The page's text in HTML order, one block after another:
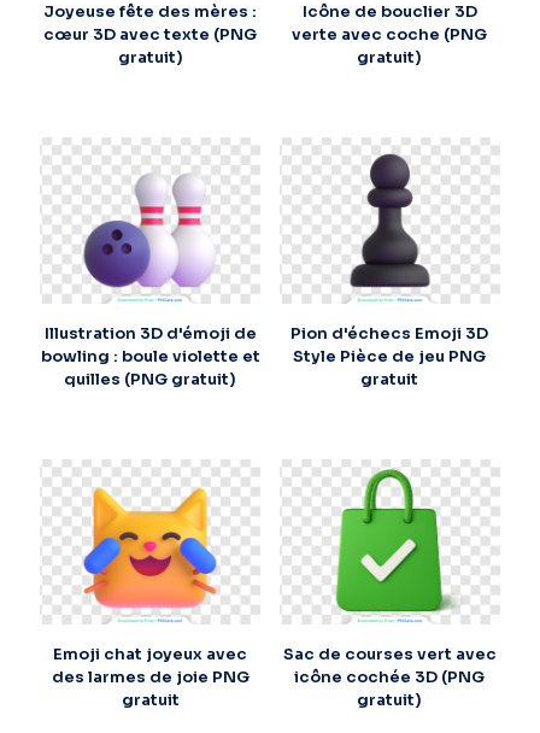
Joyeuse fête des mères :
cœur 3D avec texte (PNG
gratuit)
Icône de bouclier 3D
verte avec coche (PNG
gratuit)
Illustration 3D d'émoji de
bowling : boule violette et
quilles (PNG gratuit)
Pion d'échecs Emoji 3D
Style Pièce de jeu PNG
gratuit
Emoji chat joyeux avec
des larmes de joie PNG
gratuit
Sac de courses vert avec
icône cochée 3D (PNG
gratuit)